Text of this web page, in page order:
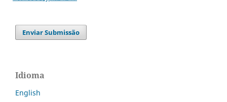
Enviar Submissão
Idioma
English